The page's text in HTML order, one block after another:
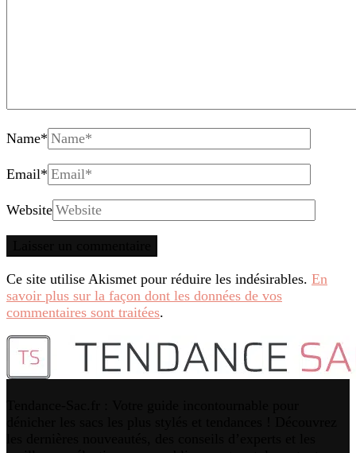
Name*
Email*
Website
Ce site utilise Akismet pour réduire les indésirables. En
savoir plus sur la façon dont les données de vos
commentaires sont traitées.